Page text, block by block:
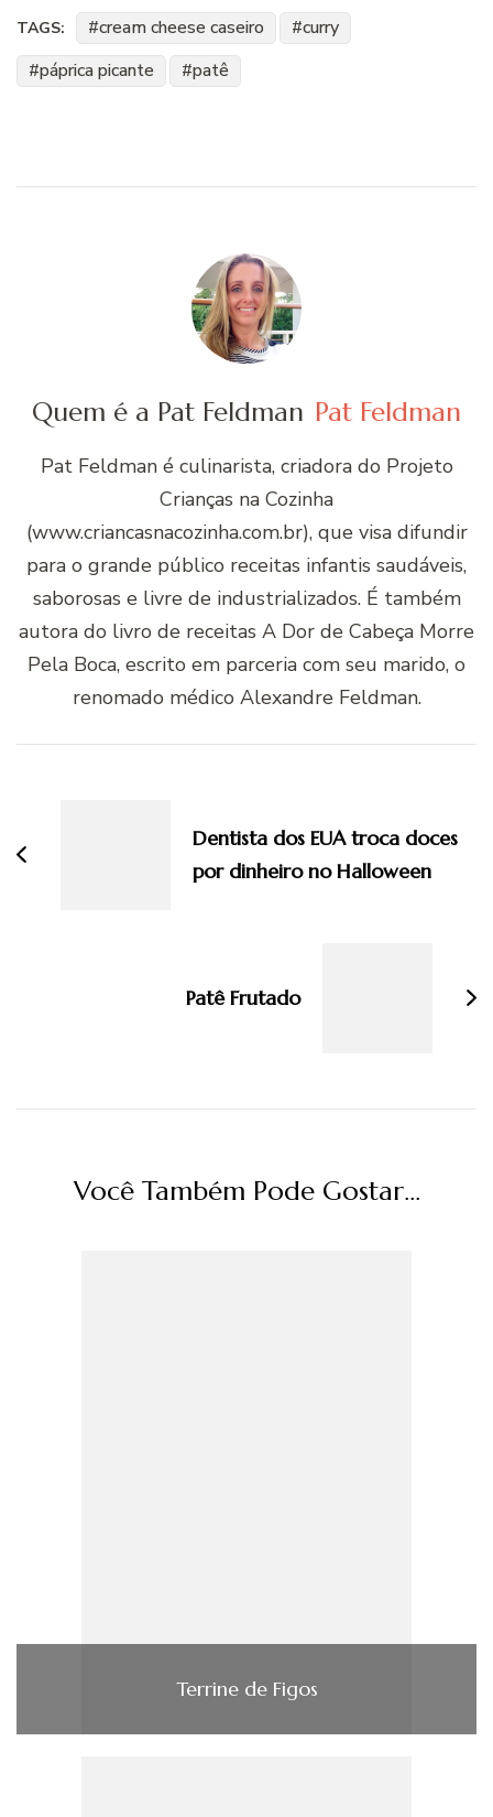
TAGS: cream cheese caseiro
curry
páprica picante
patê
Quem é a Pat Feldman Pat Feldman
Pat Feldman é culinarista, criadora do Projeto
Crianças na Cozinha
(www.criancasnacozinha.com.br), que visa difundir
para o grande público receitas infantis saudáveis,
saborosas e livre de industrializados. É também
autora do livro de receitas A Dor de Cabeça Morre
Pela Boca, escrito em parceria com seu marido, o
renomado médico Alexandre Feldman.
Dentista dos EUA troca doces
por dinheiro no Halloween
Patê Frutado
Você Também Pode Gostar...
Terrine de Figos